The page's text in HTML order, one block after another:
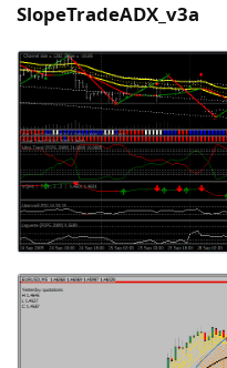
SlopeTradeADX_v3a